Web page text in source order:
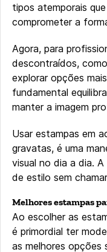
tipos atemporais
comprometer a
Agora, para
descontraídos,
explorar opções
fundamental
manter a imagem
Usar estampas em
gravatas, é uma
visual no dia a dia.
de estilo sem
Melhores estampas
Ao escolher as
é primordial ter
as melhores opções